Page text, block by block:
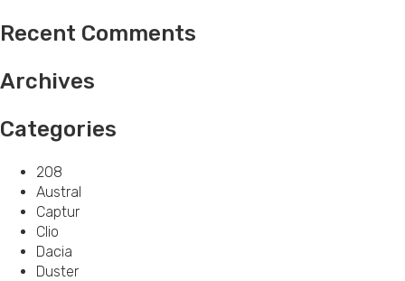
Recent Comments
Archives
Categories
208
Austral
Captur
Clio
Dacia
Duster